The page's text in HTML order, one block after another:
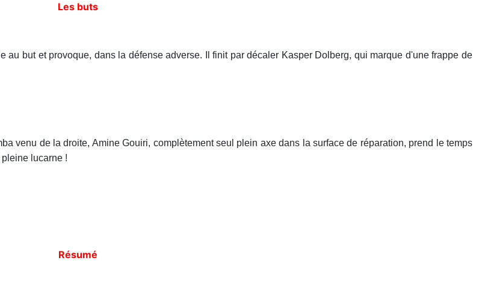
Les buts
au but et provoque, dans la défense adverse. Il finit par décaler Kasper Dolberg, qui marque d'une frappe de
venu de la droite, Amine Gouiri, complètement seul plein axe dans la surface de réparation, prend le temps
lucarne !
Résumé